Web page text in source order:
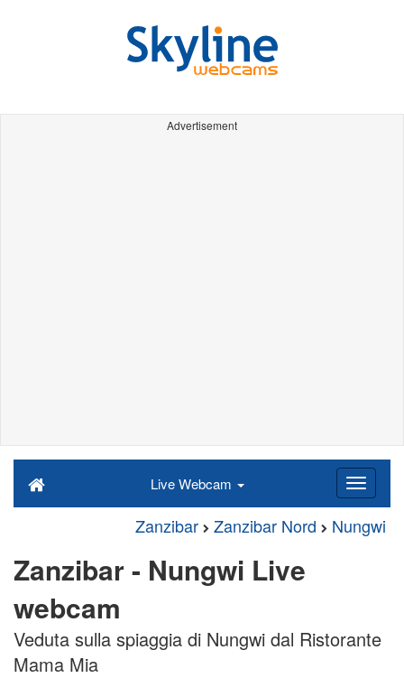
Advertisement
Live Webcam
Zanzibar Zanzibar Nord Nungwi
Zanzibar - Nungwi Live
webcam
Veduta sulla spiaggia di Nungwi dal Ristorante
Mama Mia